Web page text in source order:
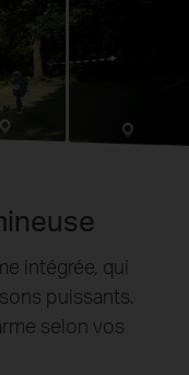
intégrée, qui
puissants.
selon vos